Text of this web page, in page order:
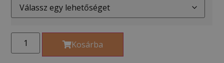
Kosárba